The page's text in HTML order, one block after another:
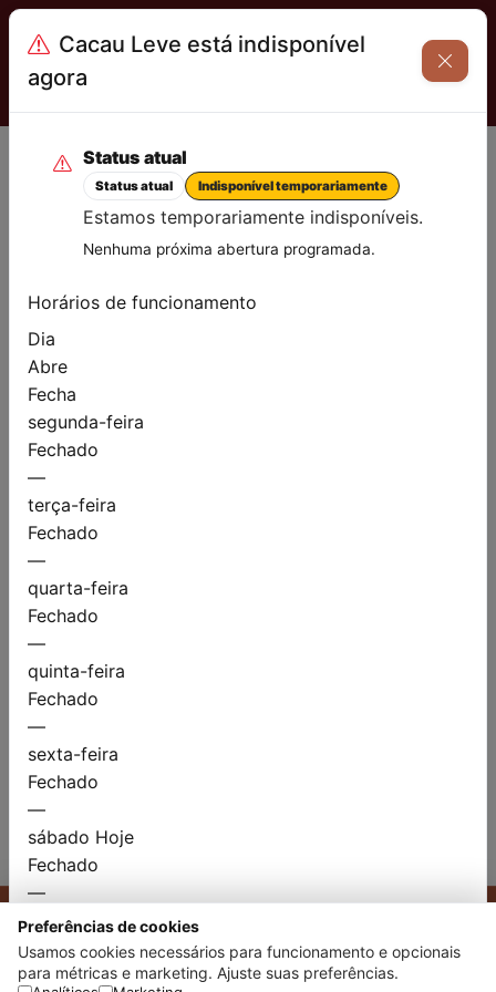
Menu
Contato
Utilize o formulário abaixo ou nossos canais diretos.
Website
Enviar mensagem
Cacau Leve está indisponível
agora
Status atual
Status atual Indisponível temporariamente
Estamos temporariamente indisponíveis.
Nenhuma próxima abertura programada.
Horários de funcionamento
Dia
Abre
Fecha
segunda-feira
Fechado
—
terça-feira
Fechado
—
quarta-feira
Fechado
—
quinta-feira
Fechado
—
sexta-feira
Fechado
—
sábado Hoje
Fechado
—
domingo
Fechado
—
Informações
CACAU LEVE INSTITUCIONAL
0
Preferências de cookies
Usamos cookies necessários para funcionamento e opcionais
para métricas e marketing. Ajuste suas preferências.